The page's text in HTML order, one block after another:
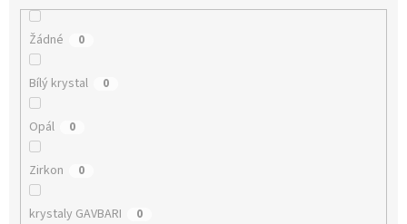
Žádné 0
Bílý krystal 0
Opál 0
Zirkon 0
krystaly GAVBARI 0